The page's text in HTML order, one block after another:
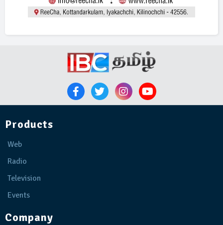
Products
Web
Radio
Television
Events
Company